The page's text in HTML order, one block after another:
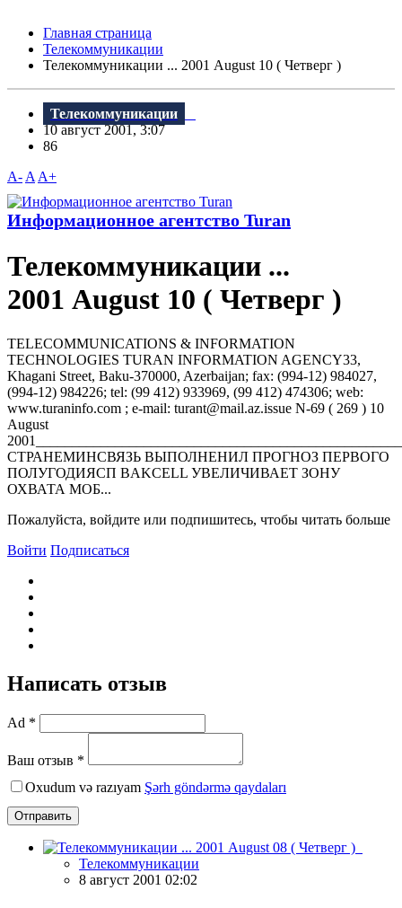
Главная страница
Телекоммуникации
Телекоммуникации ... 2001 August 10 ( Четверг )
Телекоммуникации
10 август 2001, 3:07
86
A- A A+
Информационное агентство Turan
Телекоммуникации ...
2001 August 10 ( Четверг )
TELECOMMUNICATIONS & INFORMATION
TECHNOLOGIES TURAN INFORMATION AGENCY33,
Khagani Street, Baku-370000, Azerbaijan; fax: (994-12) 984027,
(994-12) 984226; tel: (99 412) 933969, (99 412) 474306; web:
www.turaninfo.com ; e-mail: turant@mail.az.issue N-69 ( 269 ) 10
August
СТРАНЕМИНСВЯЗЬ ВЫПОЛНЕНИЛ ПРОГНОЗ ПЕРВОГО
ПОЛУГОДИЯСП BAKCELL УВЕЛИЧИВАЕТ ЗОНУ
ОХВАТА МОБ...
Пожалуйста, войдите или подпишитесь, чтобы читать больше
Войти Подписаться
Написать отзыв
Ad *
Ваш отзыв *
Oxudum və razıyam Şərh göndərmə qaydaları
Отправить
Телекоммуникации
8 август 2001 02:02